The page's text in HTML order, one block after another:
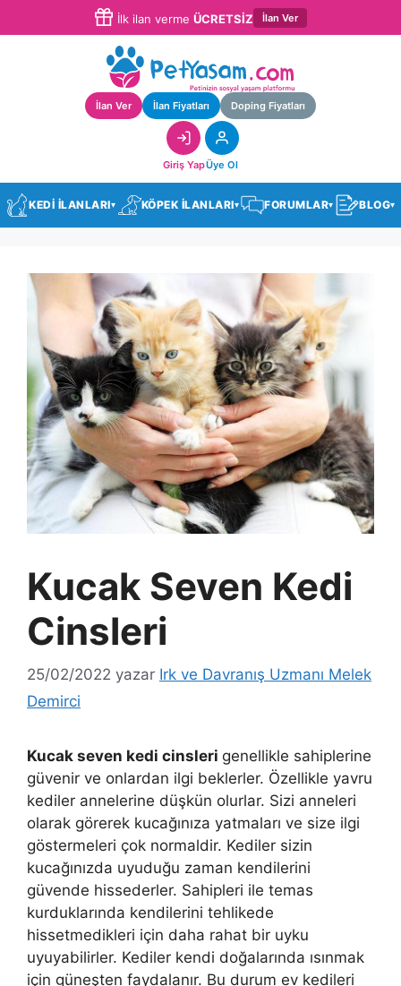
İlk ilan verme ÜCRETSİZ İlan Ver
İlan Ver İlan Fiyatları Doping Fiyatları
Giriş YapÜye Ol
KEDİ İLANLARI▾ KÖPEK İLANLARI▾ FORUMLAR▾ BLOG▾
Kucak Seven Kedi
Cinsleri
25/02/2022 yazar Irk ve Davranış Uzmanı Melek
Demirci
Kucak seven kedi cinsleri genellikle sahiplerine
güvenir ve onlardan ilgi beklerler. Özellikle yavru
kediler annelerine düşkün olurlar. Sizi anneleri
olarak görerek kucağınıza yatmaları ve size ilgi
göstermeleri çok normaldir. Kediler sizin
kucağınızda uyuduğu zaman kendilerini
güvende hissederler. Sahipleri ile temas
kurduklarında kendilerini tehlikede
hissetmedikleri için daha rahat bir uyku
uyuyabilirler. Kediler kendi doğalarında ısınmak
için güneşten faydalanır. Bu durum ev kedileri